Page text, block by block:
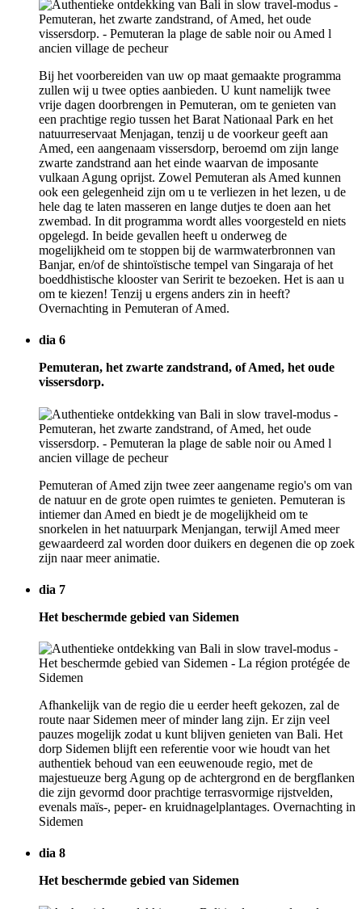
Bij het voorbereiden van uw op maat gemaakte programma
zullen wij u twee opties aanbieden. U kunt namelijk twee
vrije dagen doorbrengen in Pemuteran, om te genieten van
een prachtige regio tussen het Barat Nationaal Park en het
natuurreservaat Menjagan, tenzij u de voorkeur geeft aan
Amed, een aangenaam vissersdorp, beroemd om zijn lange
zwarte zandstrand aan het einde waarvan de imposante
vulkaan Agung oprijst. Zowel Pemuteran als Amed kunnen
ook een gelegenheid zijn om u te verliezen in het lezen, u de
hele dag te laten masseren en lange dutjes te doen aan het
zwembad. In dit programma wordt alles voorgesteld en niets
opgelegd. In beide gevallen heeft u onderweg de
mogelijkheid om te stoppen bij de warmwaterbronnen van
Banjar, en/of de shintoïstische tempel van Singaraja of het
boeddhistische klooster van Seririt te bezoeken. Het is aan u
om te kiezen! Tenzij u ergens anders zin in heeft?
Overnachting in Pemuteran of Amed.
dia 6
Pemuteran, het zwarte zandstrand, of Amed, het oude
vissersdorp.
Pemuteran of Amed zijn twee zeer aangename regio's om van
de natuur en de grote open ruimtes te genieten. Pemuteran is
intiemer dan Amed en biedt je de mogelijkheid om te
snorkelen in het natuurpark Menjangan, terwijl Amed meer
gewaardeerd zal worden door duikers en degenen die op zoek
zijn naar meer animatie.
dia 7
Het beschermde gebied van Sidemen
Afhankelijk van de regio die u eerder heeft gekozen, zal de
route naar Sidemen meer of minder lang zijn. Er zijn veel
pauzes mogelijk zodat u kunt blijven genieten van Bali. Het
dorp Sidemen blijft een referentie voor wie houdt van het
authentiek behoud van een eeuwenoude regio, met de
majestueuze berg Agung op de achtergrond en de bergflanken
die zijn gevormd door prachtige terrasvormige rijstvelden,
evenals maïs-, peper- en kruidnagelplantages. Overnachting in
Sidemen
dia 8
Het beschermde gebied van Sidemen